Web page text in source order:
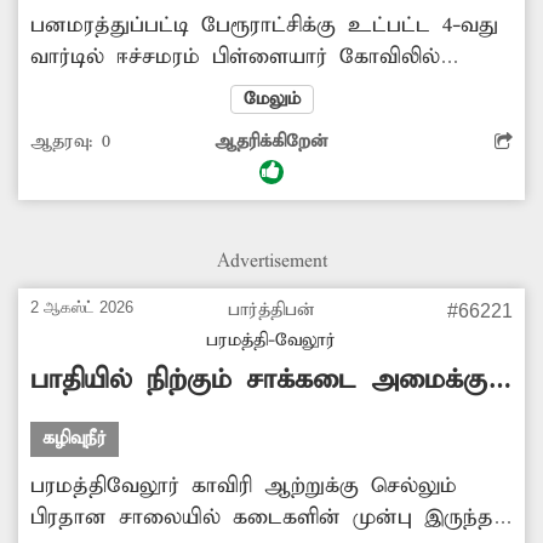
பனமரத்துப்பட்டி பேரூராட்சிக்கு உட்பட்ட 4-வது
வார்டில் ஈச்சமரம் பிள்ளையார் கோவிலில்
இருந்து செட்டியார் தெரு வழியாக பழனி
ஆண்டவர் கோவில் பிரதான சாலையில்
சாக்கடை கால்வாய் அமைத்து, அப்பகுதியில்
கான்கிரீட் சாலையும் கடந்த ஓராண்டுக்கு முன்
மீது கான்கிரீட் சிலாப் போட்டு மூடாமல்
கிடப்பதால், அந்த வழியாக செல்லும்
பொதுமக்கள் கால்வாயில் தவறி விழும்
அபாயமும் உள்ளது. எனவே கால்வாய் மீது
கான்கிரீட் சிலாப் போட்டு மூட வேண்டும்.
மேலும்
ஆதரவு: 0 ஆதரிக்கிறேன்
Advertisement
2 ஆகஸ்ட் 2026
பார்த்திபன்
பரமத்தி-வேலூர்
#66221
பாதியில் நிற்கும் சாக்கடை அமைக்கும்
பணி
கழிவுநீர்
பரமத்திவேலூர் காவிரி ஆற்றுக்கு செல்லும்
பிரதான சாலையில் கடைகளின் முன்பு இருந்த